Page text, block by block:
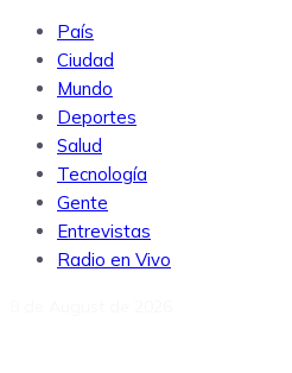
País
Ciudad
Mundo
Deportes
Salud
Tecnología
Gente
Entrevistas
Radio en Vivo